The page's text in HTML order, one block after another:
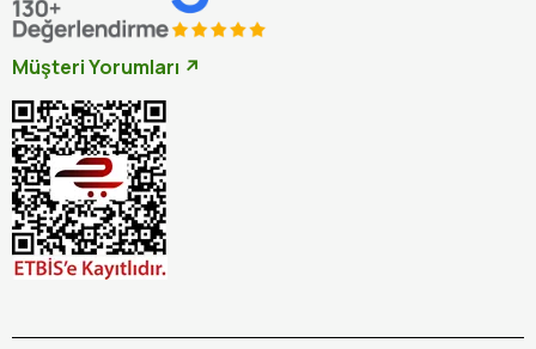
Müşteri Yorumları ↗